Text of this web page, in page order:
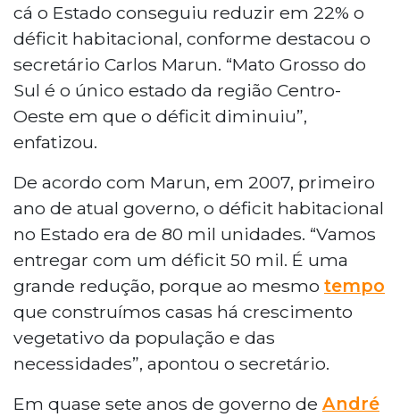
cá o Estado conseguiu reduzir em 22% o
déficit habitacional, conforme destacou o
secretário Carlos Marun. “Mato Grosso do
Sul é o único estado da região Centro-
Oeste em que o déficit diminuiu”,
enfatizou.
De acordo com Marun, em 2007, primeiro
ano de atual governo, o déficit habitacional
no Estado era de 80 mil unidades. “Vamos
entregar com um déficit 50 mil. É uma
grande redução, porque ao mesmo tempo
que construímos casas há crescimento
vegetativo da população e das
necessidades”, apontou o secretário.
Em quase sete anos de governo de André